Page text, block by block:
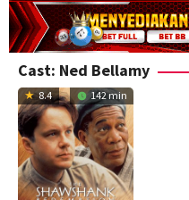
Cast: Ned Bellamy
8.4 142 min